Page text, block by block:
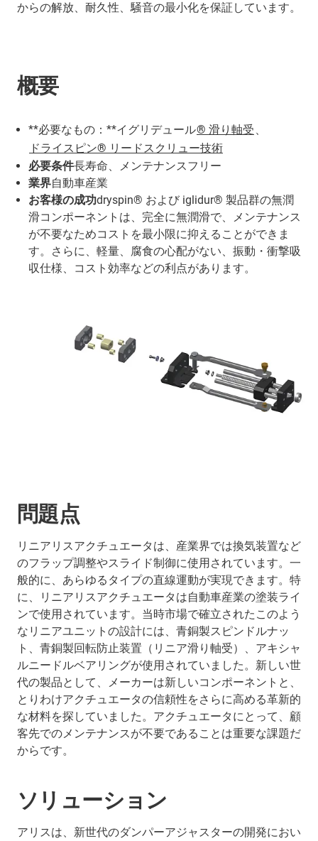
からの解放、耐久性、騒音の最小化を保証しています。
概要
**必要なもの：**イグリデュール® 滑り軸受 、
ドライスピン® リードスクリュー技術
必要条件長寿命、メンテナンスフリー
業界自動車産業
お客様の成功dryspin® および iglidur® 製品群の無潤
滑コンポーネントは、完全に無潤滑で、メンテナンス
が不要なためコストを最小限に抑えることができま
す。さらに、軽量、腐食の心配がない、振動・衝撃吸
収仕様、コスト効率などの利点があります。
問題点
リニアリスアクチュエータは、産業界では換気装置など
のフラップ調整やスライド制御に使用されています。一
般的に、あらゆるタイプの直線運動が実現できます。特
に、リニアリスアクチュエータは自動車産業の塗装ライ
ンで使用されています。当時市場で確立されたこのよう
なリニアユニットの設計には、青銅製スピンドルナッ
ト、青銅製回転防止装置（リニア滑り軸受）、アキシャ
ルニードルベアリングが使用されていました。新しい世
代の製品として、メーカーは新しいコンポーネントと、
とりわけアクチュエータの信頼性をさらに高める革新的
な材料を探していました。アクチュエータにとって、顧
客先でのメンテナンスが不要であることは重要な課題だ
からです。
ソリューション
アリスは、新世代のダンパーアジャスターの開発におい